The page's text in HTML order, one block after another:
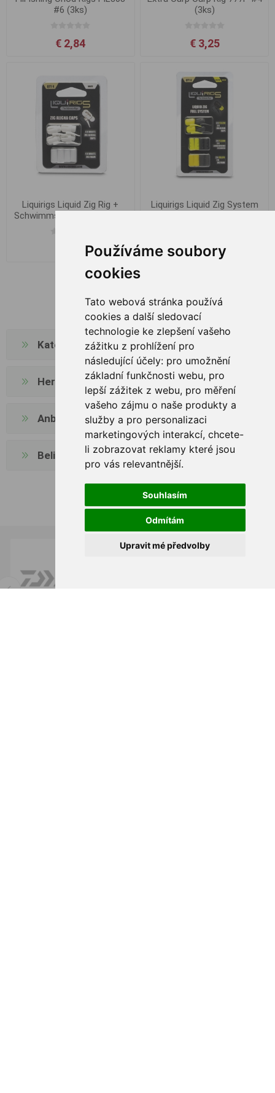
Používáme soubory
cookies
Tato webová stránka používá
cookies a další sledovací
technologie ke zlepšení vašeho
zážitku z prohlížení pro
následující účely: pro umožnění
základní funkčnosti webu, pro
lepší zážitek z webu, pro měření
vašeho zájmu o naše produkty a
služby a pro personalizaci
marketingových interakcí, chcete-
li zobrazovat reklamy které jsou
pro vás relevantnější.
Souhlasím
Odmítám
Upravit mé předvolby
#6 (3ks)
€ 2,84
(3ks)
€ 3,25
Liquirigs Liquid Zig Rig +
Schwimmschaum Weiß 4+4
€ 4,94
Liquirigs Liquid Zig System
€ 9,06
Kategorien
Hersteller
Anbieter
Beliebte Begriffe